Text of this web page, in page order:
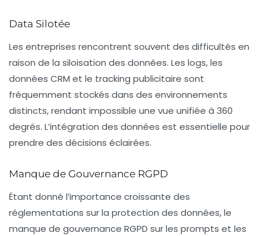
Data Silotée
Les entreprises rencontrent souvent des difficultés en
raison de la siloisation des données. Les logs, les
données CRM et le tracking publicitaire sont
fréquemment stockés dans des environnements
distincts, rendant impossible une vue unifiée à 360
degrés. L’intégration des données est essentielle pour
prendre des décisions éclairées.
Manque de Gouvernance RGPD
Étant donné l’importance croissante des
réglementations sur la protection des données, le
manque de gouvernance RGPD sur les prompts et les